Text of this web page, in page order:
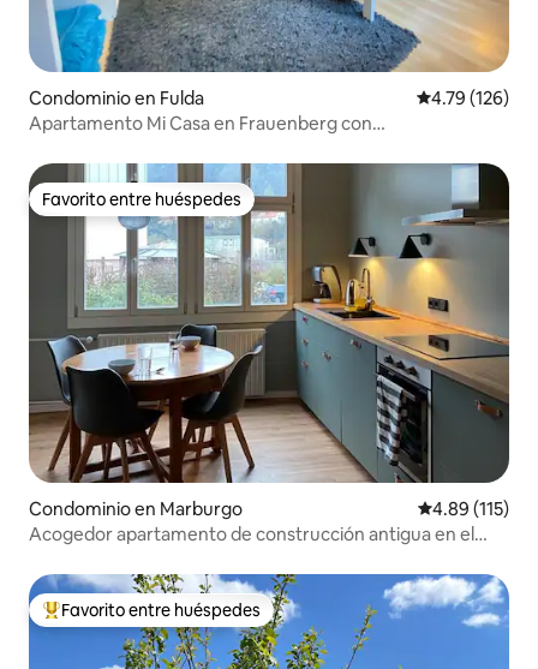
Condominio en Fulda Calificación
4.79 (126)
Apartamento Mi Casa en Frauenberg con
Favorito entre huéspedes
Favorito entre huéspedes
Condominio en Marburgo Calificación
4.89 (115)
Acogedor apartamento de construcción antigua en el
De los mejores en Favorito entre huéspedes
Favorito entre huéspedes